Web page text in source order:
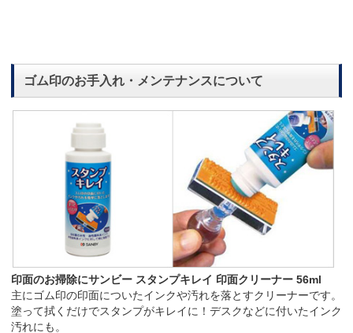
ゴム印のお手入れ・メンテナンスについて
印面のお掃除にサンビー スタンプキレイ 印面クリーナー 56ml
主にゴム印の印面についたインクや汚れを落とすクリーナーです。
塗って拭くだけでスタンプがキレイに！デスクなどに付いたインク
汚れにも。